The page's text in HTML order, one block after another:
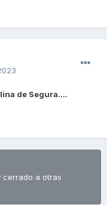
de Segura....
cerrado a otras